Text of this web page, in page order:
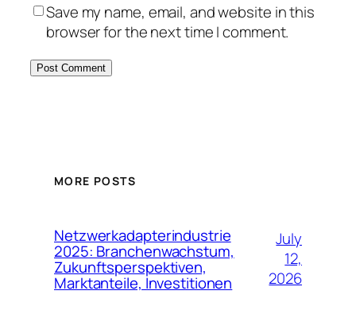
Save my name, email, and website in this
browser for the next time I comment.
MORE POSTS
Netzwerkadapterindustrie
2025: Branchenwachstum,
Zukunftsperspektiven,
Marktanteile, Investitionen
July
12,
2026